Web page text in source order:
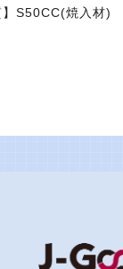
焼入材)